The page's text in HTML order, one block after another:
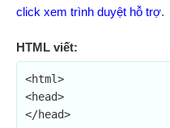
click xem trình duyệt hỗ trợ.
HTML viết:
<html>
<head>
</head>